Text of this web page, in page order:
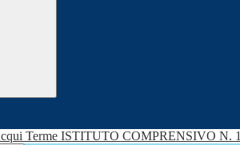
ISTITUTO COMPRENSIVO N. 1